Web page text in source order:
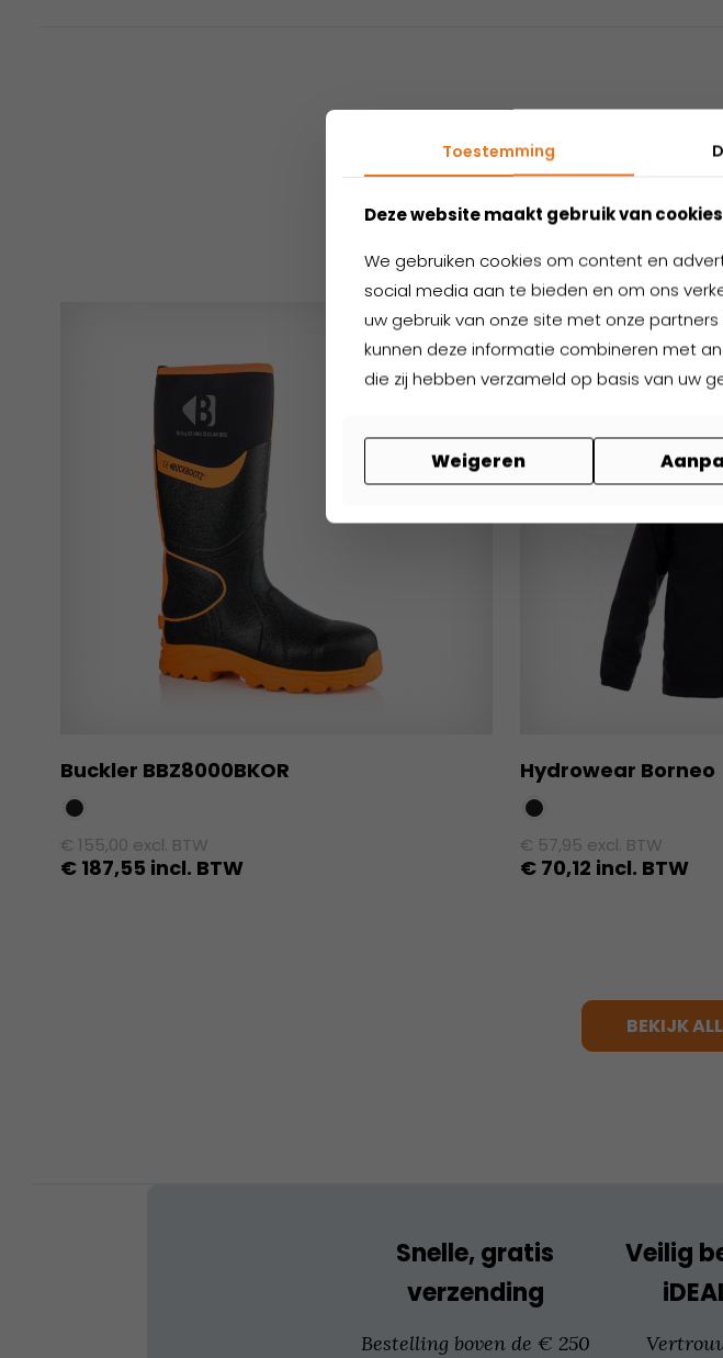
Nog niet
Buckler BBZ8000BKOR
€ 155,00 excl. BTW
€187,55 incl. BTW
Hydrowear Borneo
€ 57,95 excl. BTW
€ 70,12 incl. BTW
variaties.
productpagina
BEKIJK
Snelle, gratis
verzending
Bestelling boven de € 250
Veilig
Toestemming
Deze website maakt gebruik van cookies
We gebruiken cookies om content en
social media aan te bieden en om ons
uw gebruik van onze site met onze
kunnen deze informatie combineren met
die zij hebben verzameld op basis van uw
Weigeren